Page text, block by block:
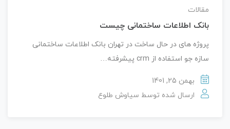
مقالات
بانک اطلاعات ساختمانی چیست
پروژه های در حال ساخت در تهران بانک اطلاعات ساختمانی
سازه جو استفاده از crm پیشرفته…
بهمن 25, 1401
ارسال شده توسط سیاوش طلوع